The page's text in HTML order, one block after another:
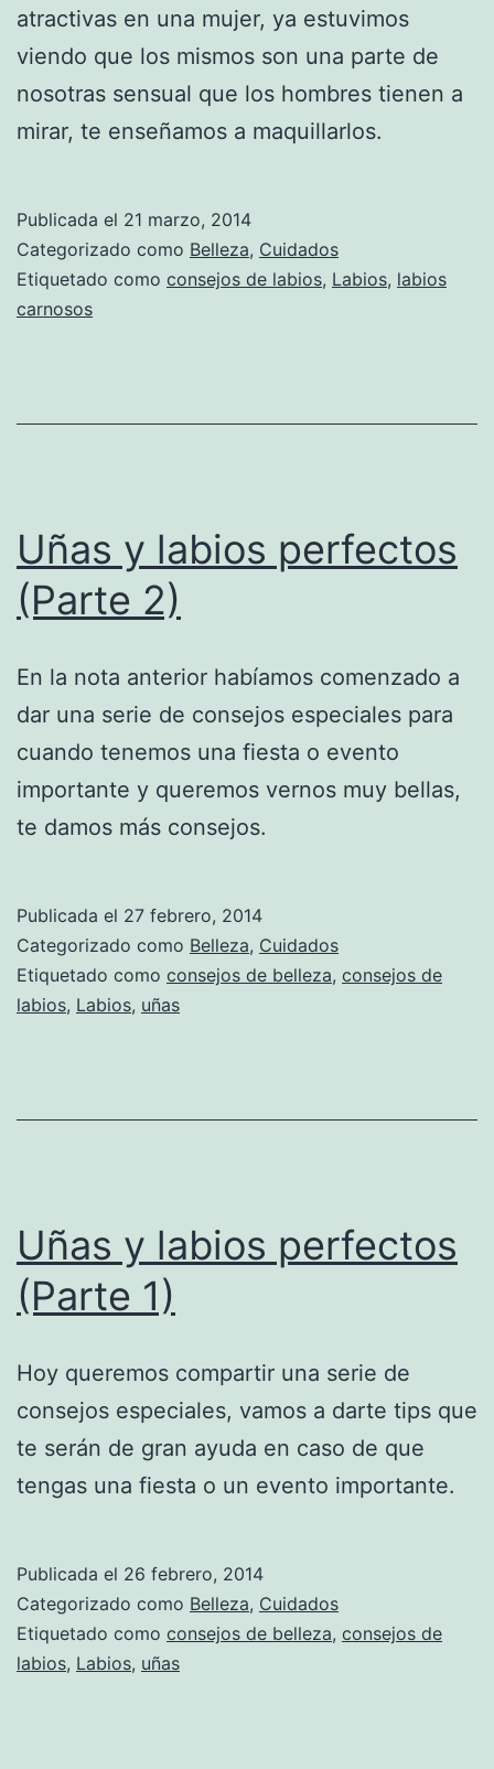
atractivas en una mujer, ya estuvimos
viendo que los mismos son una parte de
nosotras sensual que los hombres tienen a
mirar, te enseñamos a maquillarlos.
Publicada el 21 marzo, 2014
Categorizado como Belleza, Cuidados
Etiquetado como consejos de labios, Labios, labios
carnosos
Uñas y labios perfectos
(Parte 2)
En la nota anterior habíamos comenzado a
dar una serie de consejos especiales para
cuando tenemos una fiesta o evento
importante y queremos vernos muy bellas,
te damos más consejos.
Publicada el 27 febrero, 2014
Categorizado como Belleza, Cuidados
Etiquetado como consejos de belleza, consejos de
labios, Labios, uñas
Uñas y labios perfectos
(Parte 1)
Hoy queremos compartir una serie de
consejos especiales, vamos a darte tips que
te serán de gran ayuda en caso de que
tengas una fiesta o un evento importante.
Publicada el 26 febrero, 2014
Categorizado como Belleza, Cuidados
Etiquetado como consejos de belleza, consejos de
labios, Labios, uñas